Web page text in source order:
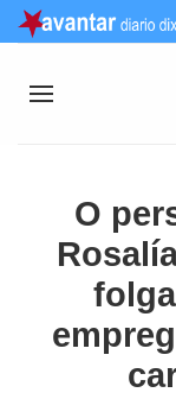
O